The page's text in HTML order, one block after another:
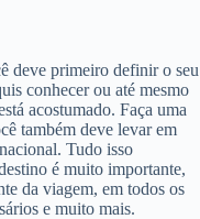
deve primeiro definir o seu
conhecer ou até mesmo
acostumado. Faça uma
também deve levar em
Tudo isso
é muito importante,
da viagem, em todos os
e muito mais.